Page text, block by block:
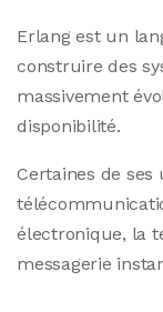
Erlang est un
construire des
massivement
disponibilité.
Certaines de ses
électronique, la
messagerie